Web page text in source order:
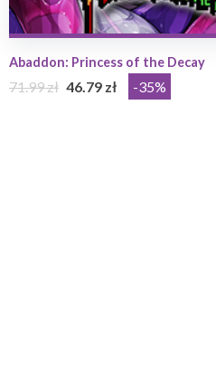
Abaddon: Princess of the Decay
71.99 zł 46.79 zł -35%